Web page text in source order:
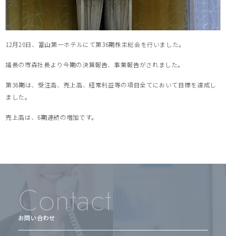
12月20日、富山第一ホテルにて第36期株主総会を行いました。
議長の市森社長より今期の決算報告、事業報告がされました。
第36期は、受注高、売上高、経常利益等の項目全てにおいて目標を達成し
ました。
売上高は、6期連続の増加です。
Contact
お問い合わせ